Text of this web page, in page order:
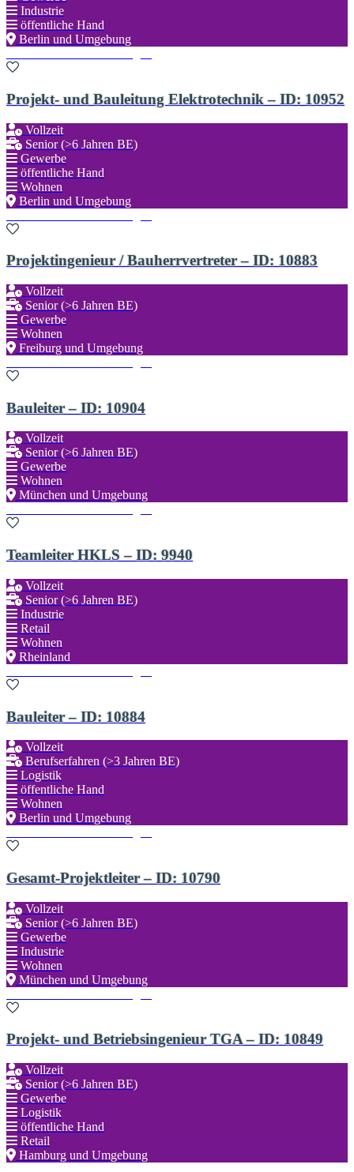
Industrie
öffentliche Hand
Berlin und Umgebung
Projekt- und Bauleitung Elektrotechnik – ID: 10952
Vollzeit
Senior (>6 Jahren BE)
Gewerbe
öffentliche Hand
Wohnen
Berlin und Umgebung
Projektingenieur / Bauherrvertreter – ID: 10883
Vollzeit
Senior (>6 Jahren BE)
Gewerbe
Wohnen
Freiburg und Umgebung
Bauleiter – ID: 10904
Vollzeit
Senior (>6 Jahren BE)
Gewerbe
Wohnen
München und Umgebung
Teamleiter HKLS – ID: 9940
Vollzeit
Senior (>6 Jahren BE)
Industrie
Retail
Wohnen
Rheinland
Bauleiter – ID: 10884
Vollzeit
Berufserfahren (>3 Jahren BE)
Logistik
öffentliche Hand
Wohnen
Berlin und Umgebung
Gesamt-Projektleiter – ID: 10790
Vollzeit
Senior (>6 Jahren BE)
Gewerbe
Industrie
Wohnen
München und Umgebung
Projekt- und Betriebsingenieur TGA – ID: 10849
Vollzeit
Senior (>6 Jahren BE)
Gewerbe
Logistik
öffentliche Hand
Retail
Hamburg und Umgebung